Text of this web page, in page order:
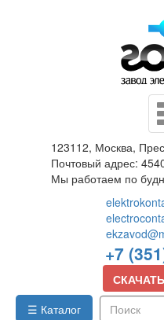
123112, Москва,
Почтовый адрес:
Мы работаем по
+7
☰ Каталог